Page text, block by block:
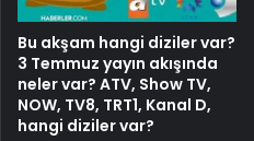
Bu akşam hangi diziler var?
3 Temmuz yayın akışında
neler var? ATV, Show TV,
NOW, TV8, TRT1, Kanal D,
hangi diziler var?